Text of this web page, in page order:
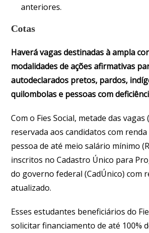
anteriores.
Cotas
Haverá vagas destinadas à ampla
modalidades de ações afirmativas
autodeclarados pretos, pardos,
quilombolas e pessoas com
Com o Fies Social, metade das vagas
reservada aos candidatos com
pessoa de até meio salário mínimo
inscritos no Cadastro Único para
do governo federal (CadÚnico) com
atualizado.
Esses estudantes beneficiários do
solicitar financiamento de até 100%